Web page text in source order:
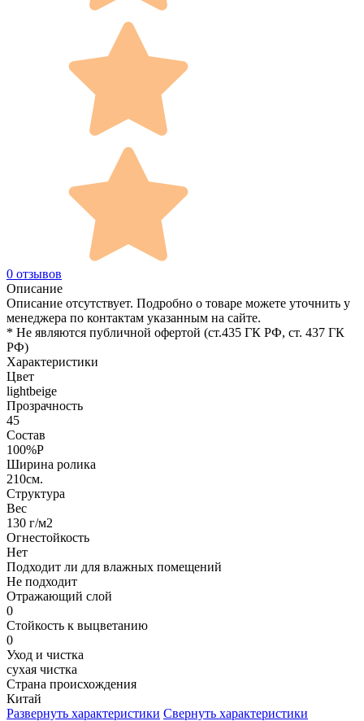
0 отзывов
Описание
Описание отсутствует. Подробно о товаре можете уточнить у
менеджера по контактам указанным на сайте.
* Не являются публичной офертой (ст.435 ГК РФ, cт. 437 ГК
РФ)
Характеристики
Цвет
lightbeige
Прозрачность
45
Состав
100%P
Ширина ролика
210см.
Структура
Вес
130 г/м2
Огнестойкость
Нет
Подходит ли для влажных помещений
Не подходит
Отражающий слой
0
Стойкость к выцветанию
0
Уход и чистка
сухая чистка
Страна происхождения
Китай
Развернуть характеристики Свернуть характеристики